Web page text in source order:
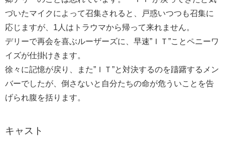
づいたマイクによって召集されると、戸惑いつつも召集に
応じますが、1人はトラウマから帰って来れません。
デリーで再会を喜ぶルーザーズに、早速”ＩＴ”ことペニーワ
イズが仕掛けきます。
徐々に記憶が戻り、また”ＩＴ”と対決するのを躊躇するメン
バーでしたが、倒さないと自分たちの命が危ういことを告
げられ腹を括ります。
キャスト